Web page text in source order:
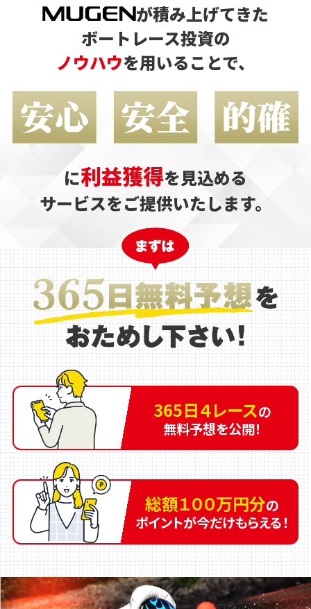
が積み上げてきた
ボートレース投資の
ノウハウを用いることで、
に利益獲得を見込める
サービスをご提供いたします。
365日４レースの
無料予想を公開！
総額１００万円分の
ポイントが今だけもらえる！